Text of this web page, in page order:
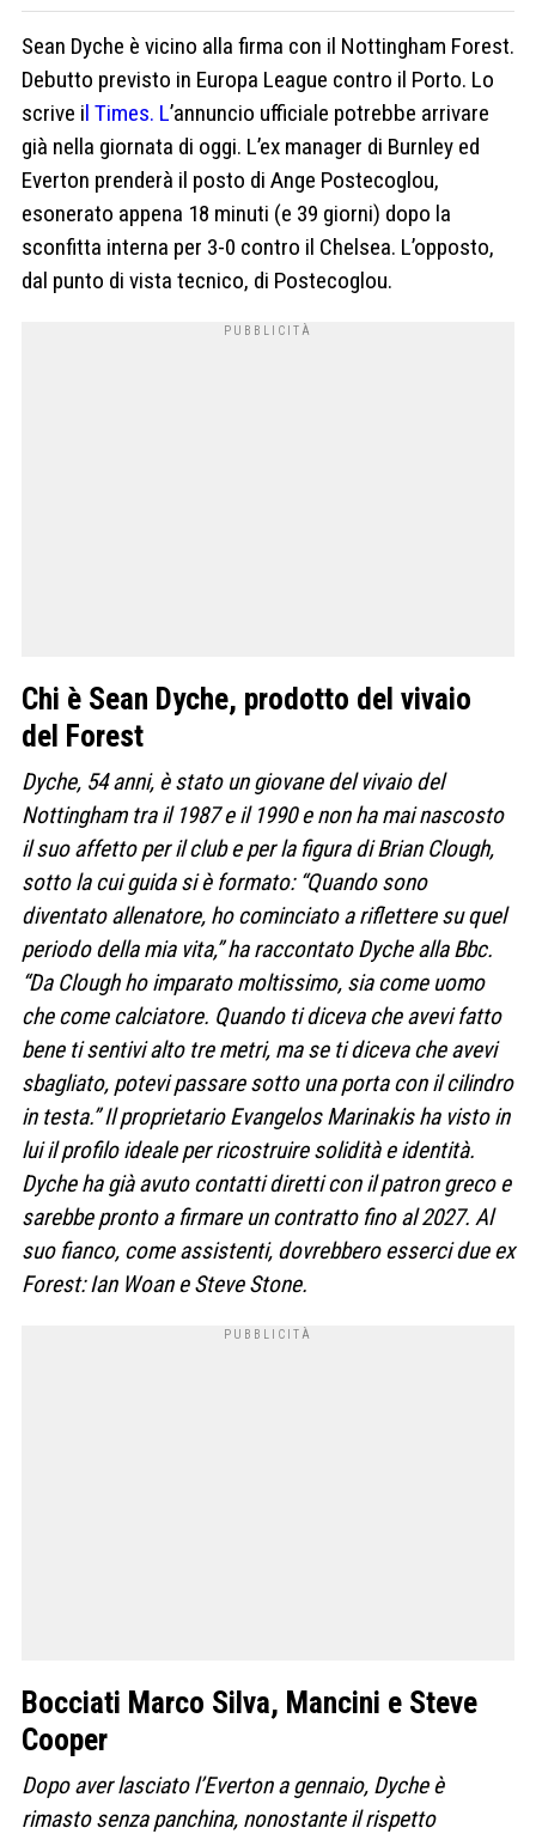
Sean Dyche è vicino alla firma con il Nottingham Forest.
Debutto previsto in Europa League contro il Porto. Lo
scrive il Times. L’annuncio ufficiale potrebbe arrivare
già nella giornata di oggi. L’ex manager di Burnley ed
Everton prenderà il posto di Ange Postecoglou,
esonerato appena 18 minuti (e 39 giorni) dopo la
sconfitta interna per 3-0 contro il Chelsea. L’opposto,
dal punto di vista tecnico, di Postecoglou.
Chi è Sean Dyche, prodotto del vivaio
del Forest
Dyche, 54 anni, è stato un giovane del vivaio del
Nottingham tra il 1987 e il 1990 e non ha mai nascosto
il suo affetto per il club e per la figura di Brian Clough,
sotto la cui guida si è formato: “Quando sono
diventato allenatore, ho cominciato a riflettere su quel
periodo della mia vita,” ha raccontato Dyche alla Bbc.
“Da Clough ho imparato moltissimo, sia come uomo
che come calciatore. Quando ti diceva che avevi fatto
bene ti sentivi alto tre metri, ma se ti diceva che avevi
sbagliato, potevi passare sotto una porta con il cilindro
in testa.” Il proprietario Evangelos Marinakis ha visto in
lui il profilo ideale per ricostruire solidità e identità.
Dyche ha già avuto contatti diretti con il patron greco e
sarebbe pronto a firmare un contratto fino al 2027. Al
suo fianco, come assistenti, dovrebbero esserci due ex
Forest: Ian Woan e Steve Stone.
Bocciati Marco Silva, Mancini e Steve
Cooper
Dopo aver lasciato l’Everton a gennaio, Dyche è
rimasto senza panchina, nonostante il rispetto